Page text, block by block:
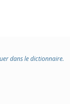
dans le dictionnaire.